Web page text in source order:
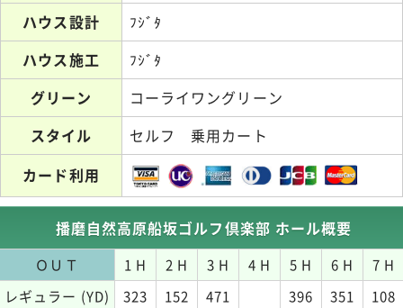
ハウス設計
ﾌｼﾞﾀ
ハウス施工
ﾌｼﾞﾀ
グリーン
コーライワングリーン
スタイル
セルフ 乗用カート
カード利用
播磨自然高原船坂ゴルフ倶楽部 ホール概要
ＯＵＴ 1 H 2 H 3 H 4 H 5 H 6 H
7 H
レギュラー (YD)
323 152 471 396 351
108